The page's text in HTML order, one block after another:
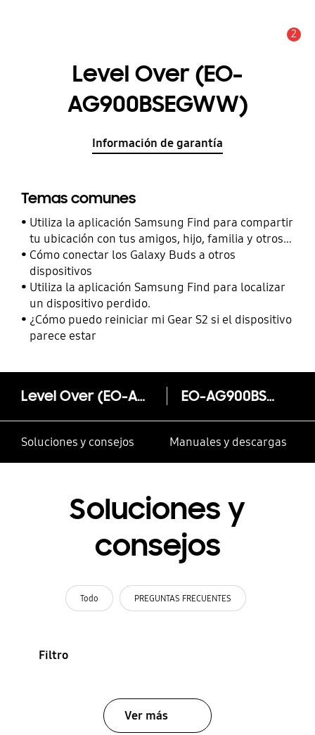
2
Level Over (EO-
AG900BSEGWW)
Información de garantía
Temas comunes
Utiliza la aplicación Samsung Find para compartir
tu ubicación con tus amigos, hijo, familia y otros
contactos
Cómo conectar los Galaxy Buds a otros
dispositivos
Utiliza la aplicación Samsung Find para localizar
un dispositivo perdido.
¿Cómo puedo reiniciar mi Gear S2 si el dispositivo
parece estar
Level Over (EO-AG900BSEGWW) EO-AG900BSEGWW
Soluciones y consejos Manuales y descargas
Soluciones y
consejos
Todo PREGUNTAS FRECUENTES
Filtro
Ver más